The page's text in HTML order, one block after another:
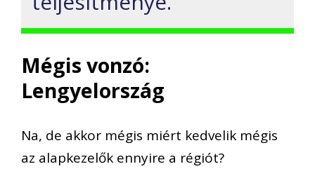
Mégis vonzó:
Lengyelország
Na, de akkor mégis miért kedvelik mégis
az alapkezelők ennyire a régiót?